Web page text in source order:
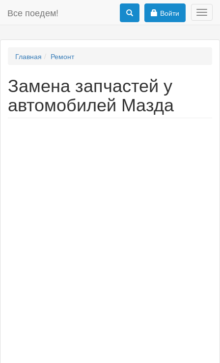
Все поедем! Войти
Главная Ремонт
Замена запчастей у
автомобилей Мазда